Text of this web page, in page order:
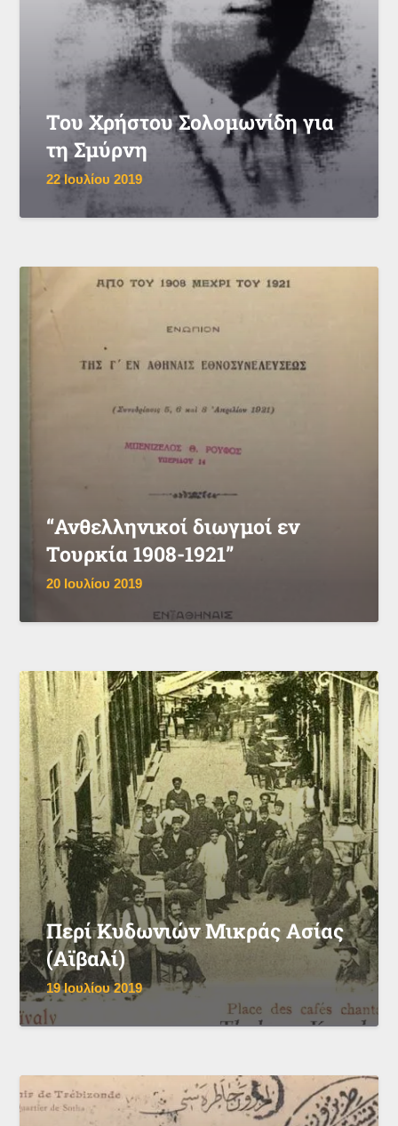
Του Χρήστου Σολομωνίδη για
τη Σμύρνη
22 Ιουλίου 2019
“Ανθελληνικοί διωγμοί εν
Τουρκία 1908-1921”
20 Ιουλίου 2019
Περί Κυδωνιών Μικράς Ασίας
(Αϊβαλί)
19 Ιουλίου 2019